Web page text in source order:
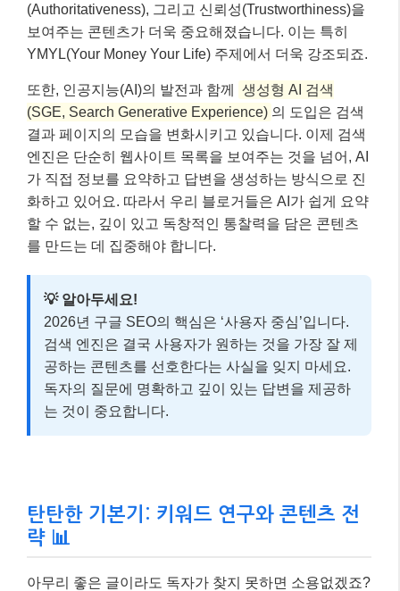
(Authoritativeness), 그리고 신뢰성(Trustworthiness)을
보여주는 콘텐츠가 더욱 중요해졌습니다. 이는 특히
YMYL(Your Money Your Life) 주제에서 더욱 강조되죠.
또한, 인공지능(AI)의 발전과 함께
생성형 AI 검색
(SGE, Search Generative Experience) 의 도입은 검색
결과 페이지의 모습을 변화시키고 있습니다. 이제 검색
엔진은 단순히 웹사이트 목록을 보여주는 것을 넘어, AI
가 직접 정보를 요약하고 답변을 생성하는 방식으로 진
화하고 있어요. 따라서 우리 블로거들은 AI가 쉽게 요약
할 수 없는, 깊이 있고 독창적인 통찰력을 담은 콘텐츠
를 만드는 데 집중해야 합니다.
💡 알아두세요!
2026년 구글 SEO의 핵심은 ‘사용자 중심’입니다.
검색 엔진은 결국 사용자가 원하는 것을 가장 잘 제
공하는 콘텐츠를 선호한다는 사실을 잊지 마세요.
독자의 질문에 명확하고 깊이 있는 답변을 제공하
는 것이 중요합니다.
탄탄한 기본기: 키워드 연구와 콘텐츠 전
략 📊
아무리 좋은 글이라도 독자가 찾지 못하면 소용없겠죠?